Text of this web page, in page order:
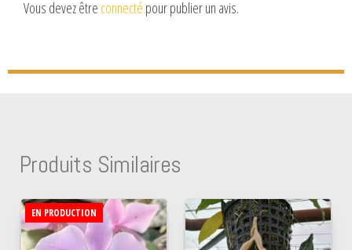
Vous devez être connecté pour publier un avis.
Produits Similaires
EN PRODUCTION